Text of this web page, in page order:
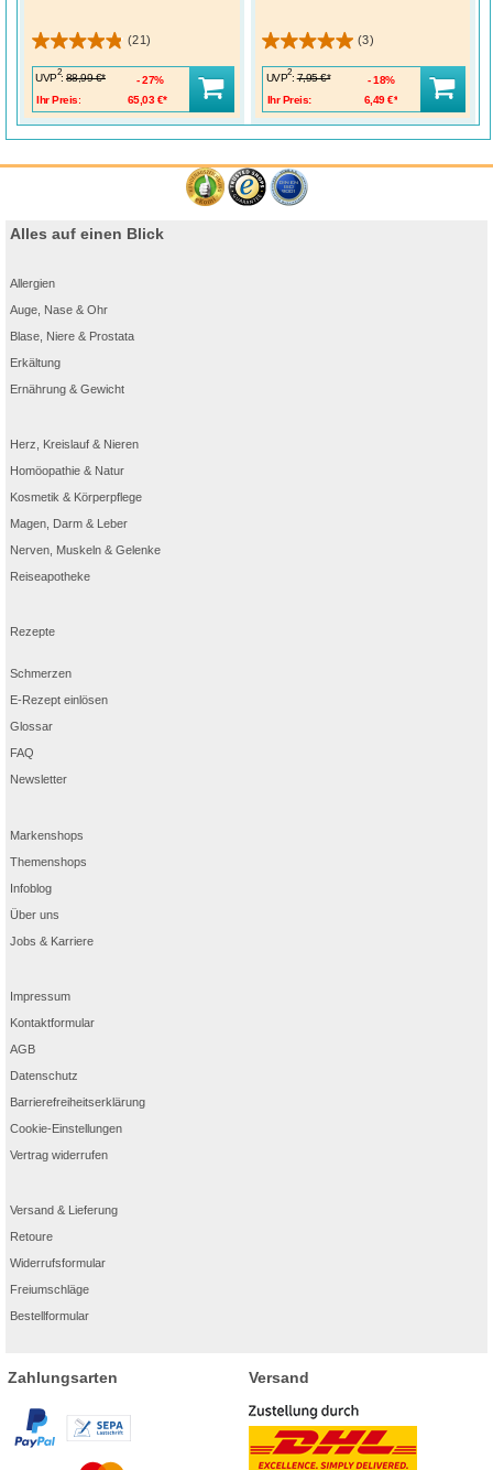
(21)
UVP
2
: 88,99 €*
Ihr Preis:
65,03 €*
27%
(3)
UVP
2
: 7,95 €*
Ihr Preis:
6,49 €*
18%
Alles auf einen Blick
Allergien
Auge, Nase & Ohr
Blase, Niere & Prostata
Erkältung
Ernährung & Gewicht
Herz, Kreislauf & Nieren
Homöopathie & Natur
Kosmetik & Körperpflege
Magen, Darm & Leber
Nerven, Muskeln & Gelenke
Reiseapotheke
Rezepte
Schmerzen
E-Rezept einlösen
Glossar
FAQ
Newsletter
Markenshops
Themenshops
Infoblog
Über uns
Jobs & Karriere
Impressum
Kontaktformular
AGB
Datenschutz
Barrierefreiheitserklärung
Cookie-Einstellungen
Vertrag widerrufen
Versand & Lieferung
Retoure
Widerrufsformular
Freiumschläge
Bestellformular
Zahlungsarten Versand